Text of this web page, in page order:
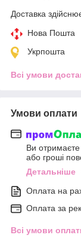
Доставка
Нова Пошта
Укрпошта
Всі умови
Умови оплати
Ви
або гроші
Детальніше
Оплата на
Оплата за
Всі умови